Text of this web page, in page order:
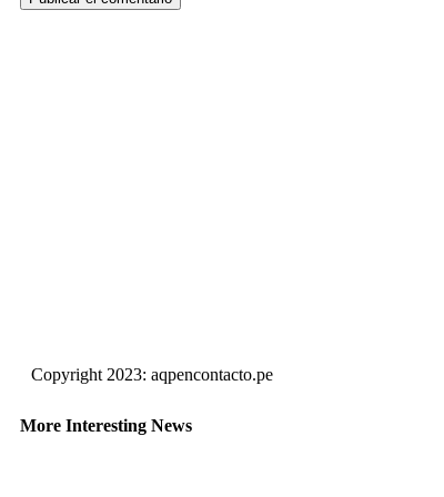
Copyright 2023: aqpencontacto.pe
More Interesting News